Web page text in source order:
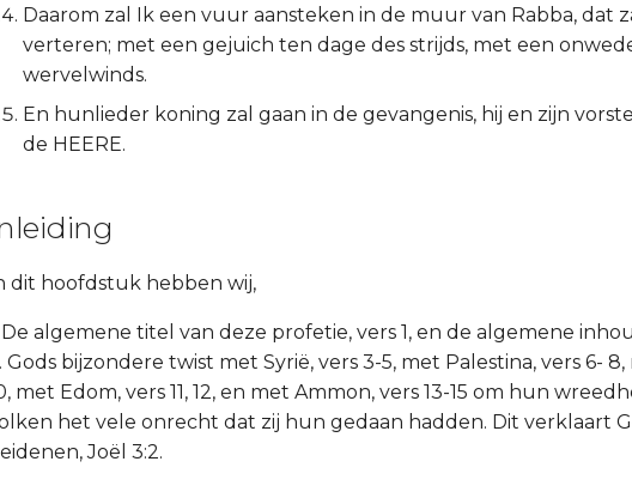
Daarom zal Ik een vuur aansteken in de muur van Rabba, dat
verteren; met een gejuich ten dage des strijds, met een
wervelwinds.
En hunlieder koning zal gaan in de gevangenis, hij en zijn
de HEERE.
dit hoofdstuk hebben wij,
De algemene titel van deze profetie, vers 1, en de algemene
Gods bijzondere twist met Syrië, vers 3-5, met Palestina, vers 6-
met Edom, vers 11, 12, en met Ammon, vers 13-15 om hun
het vele onrecht dat zij hun gedaan hadden. Dit verklaart
Joël 3:2.